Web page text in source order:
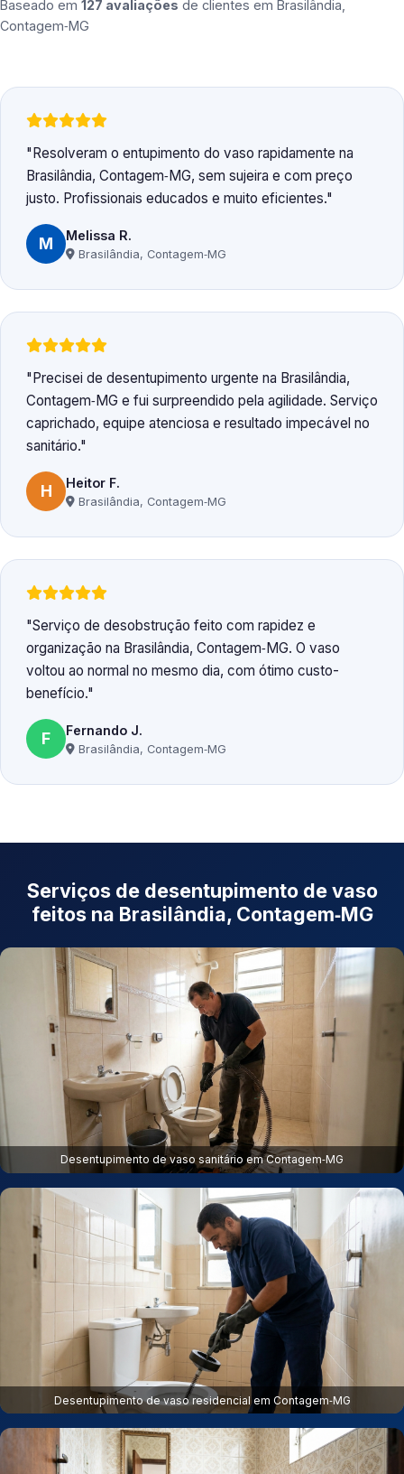
Baseado em 127 avaliações de clientes em Brasilândia,
Contagem‑MG
Resolveram o entupimento do vaso rapidamente na
Brasilândia, Contagem‑MG, sem sujeira e com preço
justo. Profissionais educados e muito eficientes.
M Melissa R.
Brasilândia, Contagem‑MG
Precisei de desentupimento urgente na Brasilândia,
Contagem‑MG e fui surpreendido pela agilidade. Serviço
caprichado, equipe atenciosa e resultado impecável no
sanitário.
H Heitor F.
Brasilândia, Contagem‑MG
Serviço de desobstrução feito com rapidez e
organização na Brasilândia, Contagem‑MG. O vaso
voltou ao normal no mesmo dia, com ótimo custo-
benefício.
F Fernando J.
Brasilândia, Contagem‑MG
Serviços de desentupimento de vaso
feitos na Brasilândia, Contagem‑MG
Desentupimento de vaso sanitário em Contagem‑MG
Desentupimento de vaso residencial em Contagem‑MG